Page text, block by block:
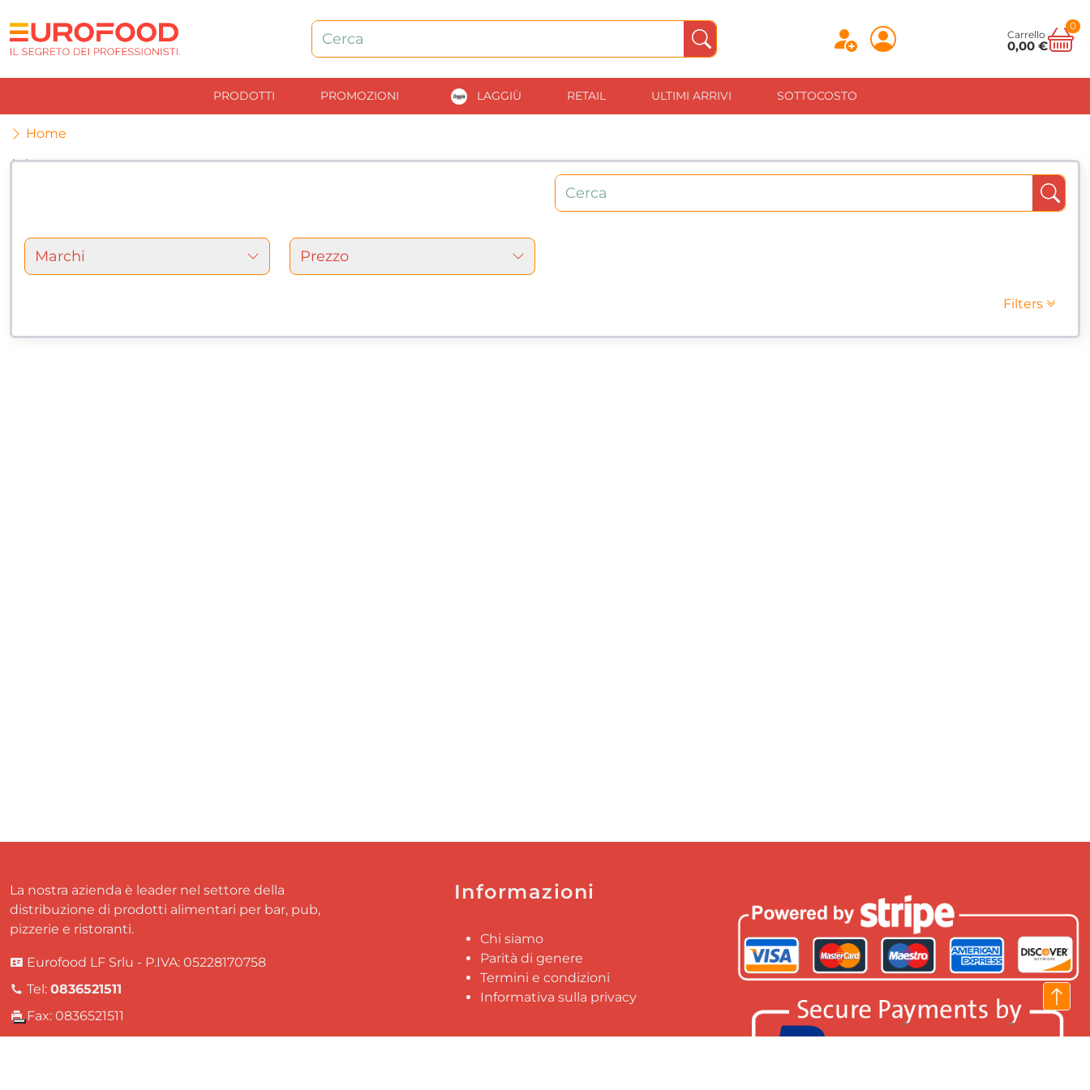
0
Carrello
0,00 €
PRODOTTI PROMOZIONI LAGGIÙ RETAIL ULTIMI ARRIVI SOTTOCOSTO
Home
Marchi Prezzo
Filters
Home
La nostra azienda è leader nel settore della
distribuzione di prodotti alimentari per bar, pub,
pizzerie e ristoranti.
Eurofood LF Srlu - P.IVA: 05228170758
Tel: 0836521511
Fax: 0836521511
Informazioni
Chi siamo
Parità di genere
Termini e condizioni
Informativa sulla privacy